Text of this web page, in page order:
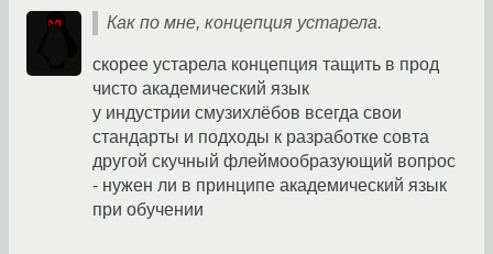
Как по мне, концепция устарела.
скорее устарела концепция тащить в прод
чисто академический язык
у индустрии смузихлёбов всегда свои
стандарты и подходы к разработке совта
другой скучный флеймообразующий вопрос
- нужен ли в принципе академический язык
при обучении